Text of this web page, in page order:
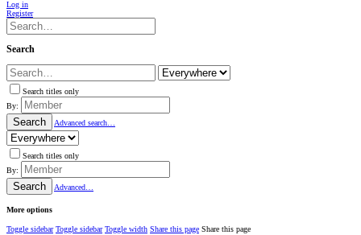
Log in
Register
Search
Search titles only
By:
Search Advanced search…
Search titles only
By:
Search Advanced…
More options
Toggle sidebar Toggle sidebar Toggle width Share this page Share this page